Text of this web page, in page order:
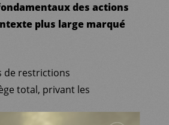
des actions
plus large marqué
de restrictions
total, privant les